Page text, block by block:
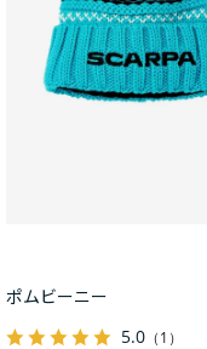
ポムビーニー
5.0 （1）